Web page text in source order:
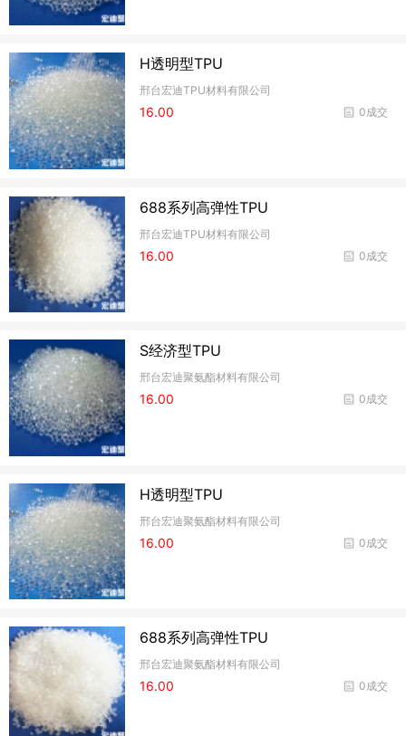
H透明型TPU
邢台宏迪TPU材料有限公司
0成交
16.00
688系列高弹性TPU
邢台宏迪TPU材料有限公司
0成交
16.00
S经济型TPU
邢台宏迪聚氨酯材料有限公司
0成交
16.00
H透明型TPU
邢台宏迪聚氨酯材料有限公司
0成交
16.00
688系列高弹性TPU
邢台宏迪聚氨酯材料有限公司
0成交
16.00